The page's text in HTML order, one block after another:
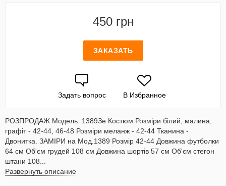
450 грн
ЗАКАЗАТЬ
Задать вопрос В Избранное
РОЗПРОДАЖ Модель: 1389Зе Костюм Розміри білий, малина,
графіт - 42-44, 46-48 Розміри меланж - 42-44 Тканина -
Двонитка. ЗАМІРИ на Мод.1389 Розмір 42-44 Довжина футболки
64 см Об'єм грудей 108 см Довжина шортів 57 см Об'єм стегон
штани 108...
Развернуть описание